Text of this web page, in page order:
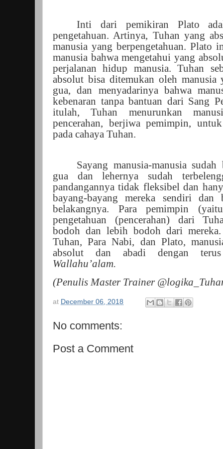
Inti dari pemikiran Plato
pengetahuan. Artinya, Tuhan yang
manusia yang berpengetahuan. Plato
manusia bahwa mengetahui yang
perjalanan hidup manusia. Tuhan
absolut bisa ditemukan oleh
gua, dan menyadarinya bahwa
kebenaran tanpa bantuan dari Sang
itulah, Tuhan menurunkan
pencerahan, berjiwa pemimpin,
pada cahaya Tuhan.
Sayang manusia-manusia
gua dan lehernya sudah
pandangannya tidak fleksibel dan
bayang-bayang mereka sendiri dan
belakangnya. Para pemimpin
pengetahuan (pencerahan) dari
bodoh dan lebih bodoh dari
Tuhan, Para Nabi, dan Plato,
absolut dan abadi dengan terus
Wallahu’alam.
(Penulis Master Trainer
at December 06, 2018
No comments:
Post a Comment